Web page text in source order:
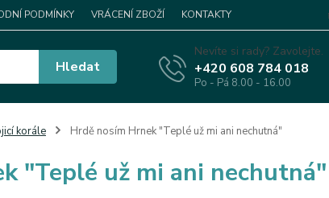
PODMÍNKY VRÁCENÍ ZBOŽÍ KONTAKTY
Hledat
Nevíte si rady? Zavolejte.
+420 608 784 018
Po - Pá 8.00 - 16.00
korále Hrdě nosím Hrnek "Teplé už mi ani nechutná"
"Teplé už mi ani nechutná"